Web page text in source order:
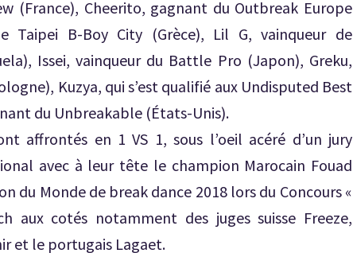
(France), Cheerito, gagnant du Outbreak Europe
Taipei B-Boy City (Grèce), Lil G, vainqueur de
Issei, vainqueur du Battle Pro (Japon), Greku,
Kuzya, qui s’est qualifié aux Undisputed Best
du Unbreakable (États-Unis).
affrontés en 1 VS 1, sous l’oeil acéré d’un jury
avec à leur tête le champion Marocain Fouad
du Monde de break dance 2018 lors du Concours «
aux cotés notamment des juges suisse Freeze,
et le portugais Lagaet.